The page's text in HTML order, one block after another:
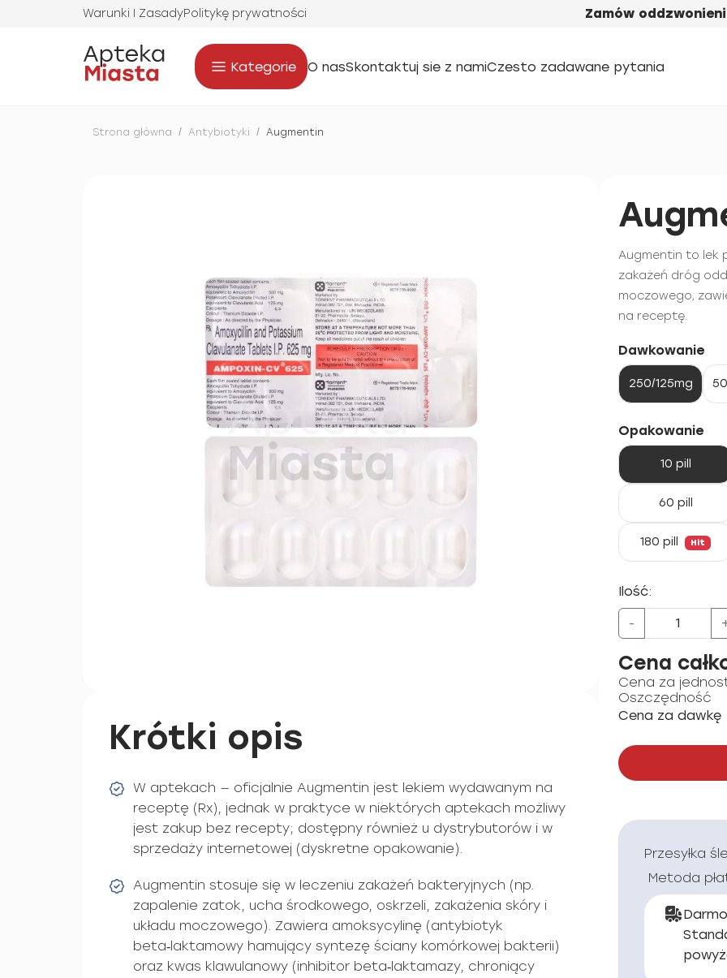
Warunki I ZasadyPolitykę prywatności Zamów
Kategorie O nasSkontaktuj sie z namiCzesto zadawane pytania
Strona główna / Antybiotyki / Augmentin
Krótki opis
W aptekach — oficjalnie Augmentin jest lekiem wydawanym na
receptę (Rx), jednak w praktyce w niektórych aptekach możliwy
jest zakup bez recepty; dostępny również u dystrybutorów i w
sprzedaży internetowej (dyskretne opakowanie).
Augmentin stosuje się w leczeniu zakażeń bakteryjnych (np.
zapalenie zatok, ucha środkowego, oskrzeli, zakażenia skóry i
układu moczowego). Zawiera amoksycylinę (antybiotyk
beta‑laktamowy hamujący syntezę ściany komórkowej bakterii)
oraz kwas klawulanowy (inhibitor beta‑laktamazy, chroniący
Augmentin to lek
zakażeń dróg
moczowego,
na receptę.
Dawkowanie
250/125mg
Opakowanie
10 pill
60 pill
180 pill Hit
Ilość:
-
Cena
Cena za
Oszczędność
Cena za dawkę
Przesyłka
Metoda